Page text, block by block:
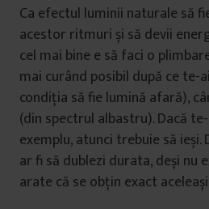
Ca efectul luminii naturale să
acestor ritmuri și să devii
cel mai bine e să faci o
mai curând posibil după ce
condiția să fie lumină afară),
(din spectrul albastru). Dacă
exemplu, atunci trebuie să
ar fi să dublezi durata, deși nu
arate că se obțin exact